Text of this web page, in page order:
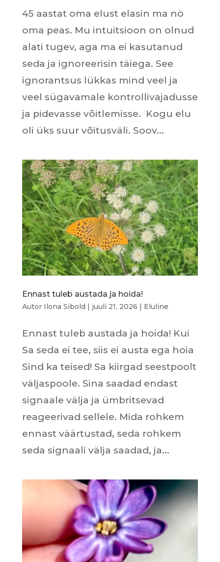
45 aastat oma elust elasin ma nö
oma peas. Mu intuitsioon on olnud
alati tugev, aga ma ei kasutanud
seda ja ignoreerisin täiega. See
ignorantsus lükkas mind veel ja
veel sügavamale kontrollivajadusse
ja pidevasse võitlemisse. Kogu elu
oli üks suur võitusväli. Soov...
Ennast tuleb austada ja hoida!
Autor Ilona Sibold | juuli 21, 2026 | Eluline
Ennast tuleb austada ja hoida! Kui
Sa seda ei tee, siis ei austa ega hoia
Sind ka teised! Sa kiirgad seestpoolt
väljaspoole. Sina saadad endast
signaale välja ja ümbritsevad
reageerivad sellele. Mida rohkem
ennast väärtustad, seda rohkem
seda signaali välja saadad, ja...